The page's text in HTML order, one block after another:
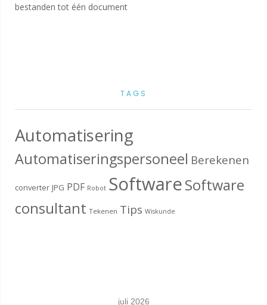
bestanden tot één document
TAGS
Automatisering
Automatiseringspersoneel Berekenen
converter JPG PDF Robot SoftwareSoftware
consultant Tekenen Tips Wiskunde
juli 2026